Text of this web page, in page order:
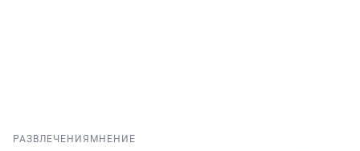
РАЗВЛЕЧЕНИЯ МНЕНИЕ